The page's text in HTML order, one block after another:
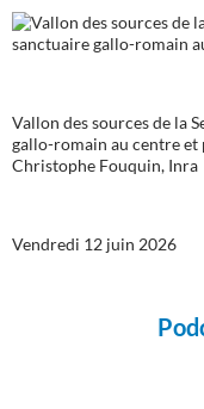
Vallon des sources de la
gallo-romain au centre
Christophe Fouquin, Inra
Vendredi 12 juin 2026